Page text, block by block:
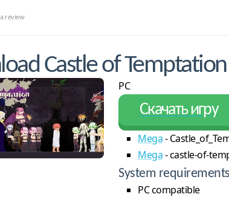
review
Castle of Temptation
PC
Скачать игру
Mega-
Mega- castle-of-
System
PC compatible